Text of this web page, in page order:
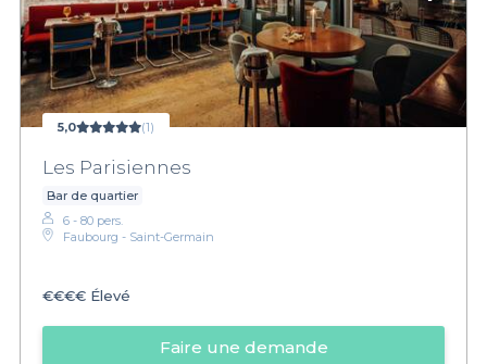
5,0 (1)
Les Parisiennes
Bar de quartier
6 - 80 pers.
Faubourg - Saint-Germain
€€€€ Élevé
Faire une demande